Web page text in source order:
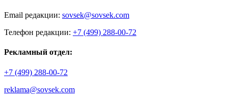
Email редакции: sovsek@sovsek.com
Телефон редакции: +7 (499) 288-00-72
Рекламный отдел:
+7 (499) 288-00-72
reklama@sovsek.com